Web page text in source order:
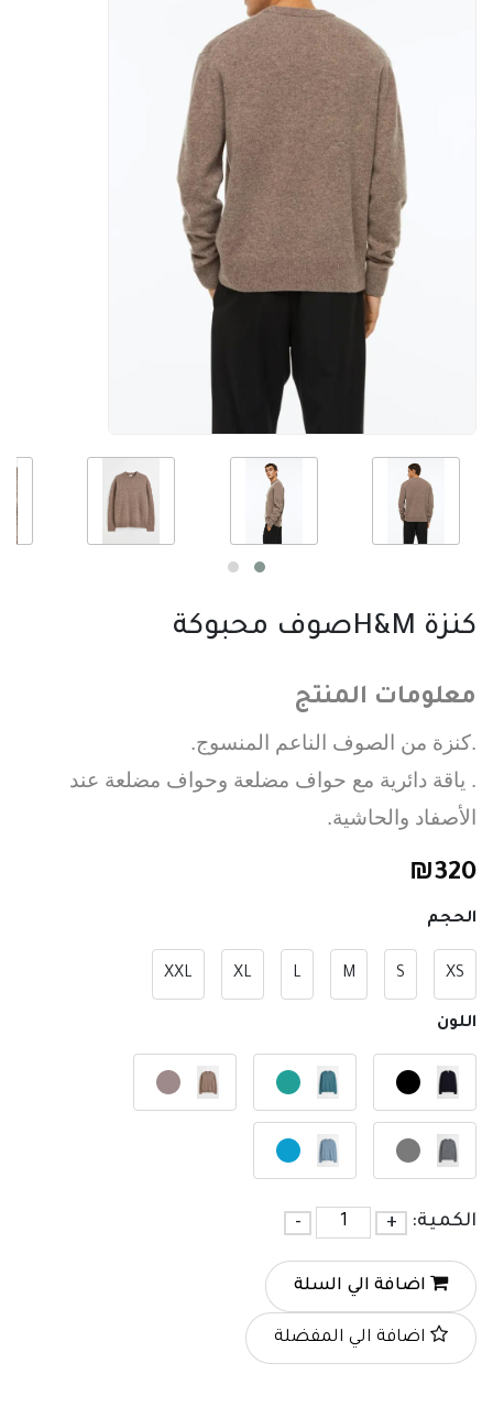
كنزة H&Mصوف محبوكة
معلومات المنتج
.كنزة من الصوف الناعم المنسوج.
. ياقة دائرية مع حواف مضلعة وحواف مضلعة عند
الأصفاد والحاشية.
₪320
الحجم
XS
S
M
L
XL
XXL
اللون
الكمية: +
-
اضافة الي السلة
اضافة الي المفضلة